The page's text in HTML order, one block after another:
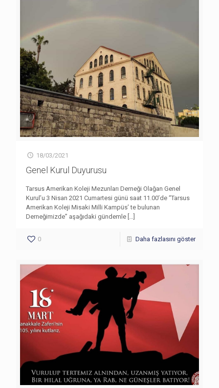
18/03/2021
Genel Kurul Duyurusu
Tarsus Amerikan Koleji Mezunları Derneği Olağan Genel
Kurul’u 3 Nisan 2021 Cumartesi günü saat 11.00’de “Tarsus
Amerikan Koleji Misaki Milli Kampüs’ te bulunan
Derneğimizde” aşağıdaki gündemle
0 Daha fazlasını göster